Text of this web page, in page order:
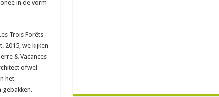
in de vorm
Trois Forêts –
2015, we kijken
& Vacances
ofwel
het
gebakken.